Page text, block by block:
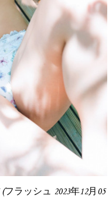
(フラッシュ 2023年12月05